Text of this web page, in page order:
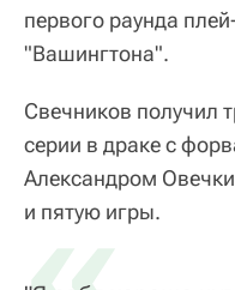
первого раунда
"Вашингтона".
Свечников получил
серии в драке с
Александром
и пятую игры.